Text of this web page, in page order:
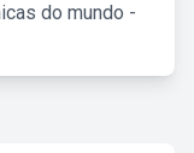
do mundo -